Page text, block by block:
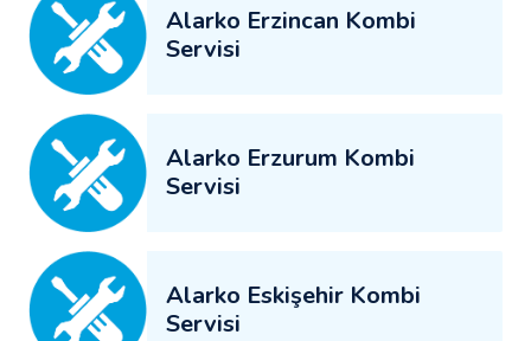
Alarko Erzincan Kombi
Servisi
Alarko Erzurum Kombi
Servisi
Alarko Eskişehir Kombi
Servisi